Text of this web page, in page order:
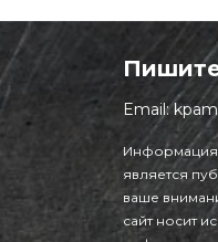
Email: